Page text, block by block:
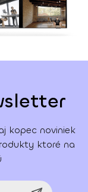
kopec noviniek
ktoré na